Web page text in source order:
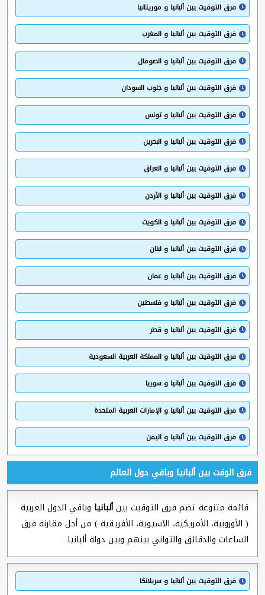
فرق التوقيت بين ألبانيا و موريتانيا
فرق التوقيت بين ألبانيا و المغرب
فرق التوقيت بين ألبانيا و الصومال
فرق التوقيت بين ألبانيا و جنوب السودان
فرق التوقيت بين ألبانيا و تونس
فرق التوقيت بين ألبانيا و البحرين
فرق التوقيت بين ألبانيا و العراق
فرق التوقيت بين ألبانيا و الأردن
فرق التوقيت بين ألبانيا و الكويت
فرق التوقيت بين ألبانيا و لبنان
فرق التوقيت بين ألبانيا و عمان
فرق التوقيت بين ألبانيا و فلسطين
فرق التوقيت بين ألبانيا و قطر
فرق التوقيت بين ألبانيا و المملكة العربية السعودية
فرق التوقيت بين ألبانيا و سوريا
فرق التوقيت بين ألبانيا و الإمارات العربية المتحدة
فرق التوقيت بين ألبانيا و اليمن
فرق الوقت بين ألبانيا وباقي دول العالم
قائمة متنوعة تضم فرق التوقيت بينألبانيا وباقي الدول الغربية
( الأوروبية، الأمريكية، الآسيوية، الأفريقية ) من أجل مقارنة فرق
الساعات والدقائق والثواني بينهم وبين دولة ألبانيا.
فرق التوقيت بين ألبانيا و سريلانكا